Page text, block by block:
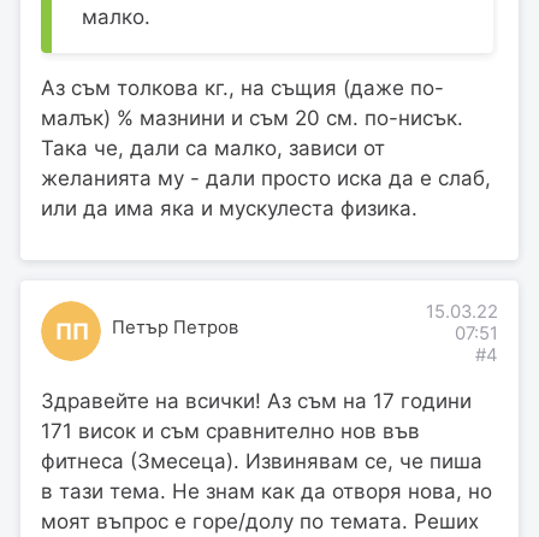
малко.
Аз съм толкова кг., на същия (даже по-
малък) % мазнини и съм 20 см. по-нисък.
Така че, дали са малко, зависи от
желанията му - дали просто иска да е слаб,
или да има яка и мускулеста физика.
ПП Петър Петров
15.03.22
07:51
#4
Здравейте на всички! Аз съм на 17 години
171 висок и съм сравнително нов във
фитнеса (3месеца). Извинявам се, че пиша
в тази тема. Не знам как да отворя нова, но
моят въпрос е горе/долу по темата. Реших